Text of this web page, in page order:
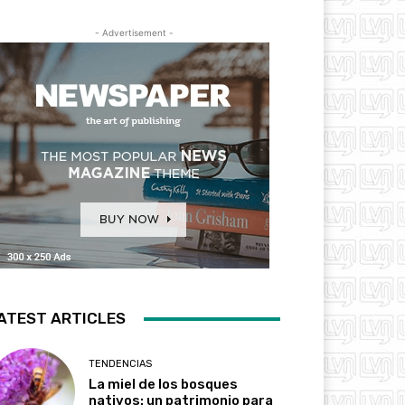
- Advertisement -
ARTICLES
TENDENCIAS
La miel de los bosques
nativos: un patrimonio para